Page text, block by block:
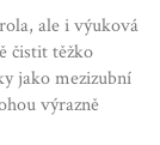
ale i výuková
čistit těžko
jako mezizubní
výrazně